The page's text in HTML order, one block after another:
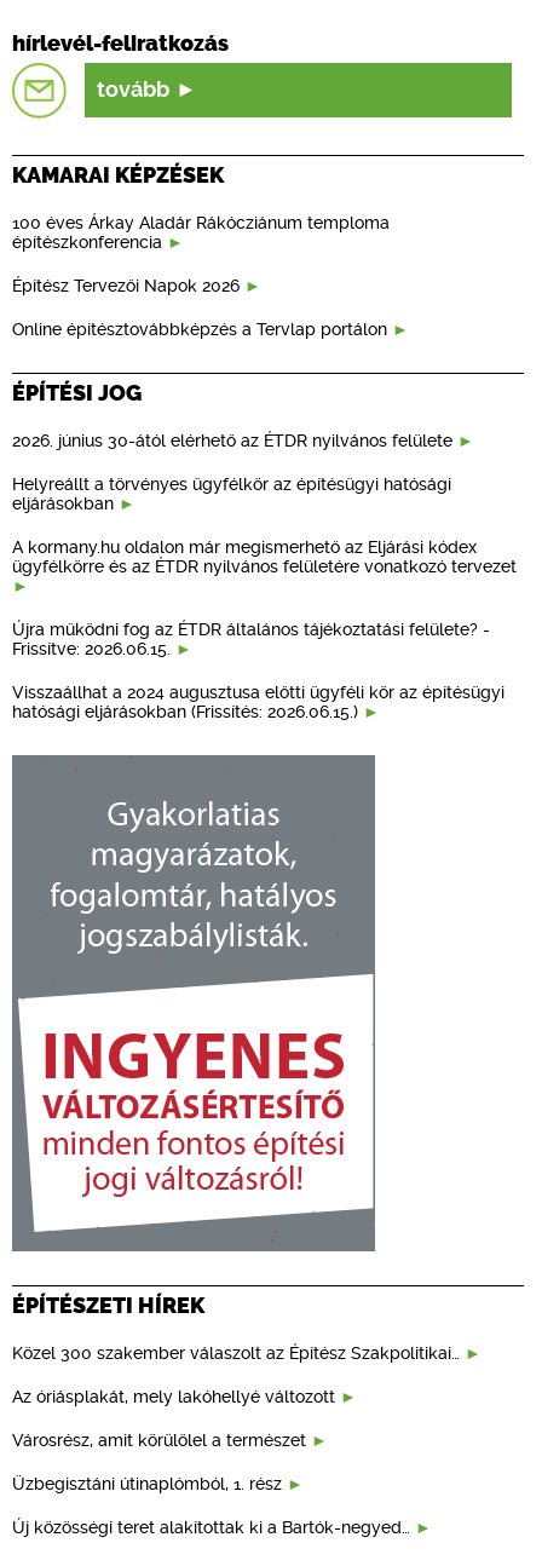
hírlevél-feliratkozás
tovább
KAMARAI KÉPZÉSEK
100 éves Árkay Aladár Rákócziánum temploma
építészkonferencia
Építész Tervezői Napok 2026
Online építésztovábbképzés a Tervlap portálon
ÉPÍTÉSI JOG
2026. június 30-ától elérhető az ÉTDR nyilvános felülete
Helyreállt a törvényes ügyfélkör az építésügyi hatósági
eljárásokban
A kormany.hu oldalon már megismerhető az Eljárási kódex
ügyfélkörre és az ÉTDR nyilvános felületére vonatkozó tervezet
Újra működni fog az ÉTDR általános tájékoztatási felülete? -
Frissítve: 2026.06.15.
Visszaállhat a 2024 augusztusa előtti ügyféli kör az építésügyi
hatósági eljárásokban (Frissítés: 2026.06.15.)
ÉPÍTÉSZETI HÍREK
Közel 300 szakember válaszolt az Építész Szakpolitikai…
Az óriásplakát, mely lakóhellyé változott
Városrész, amit körülölel a természet
Üzbegisztáni útinaplómból, 1. rész
Új közösségi teret alakítottak ki a Bartók-negyed…